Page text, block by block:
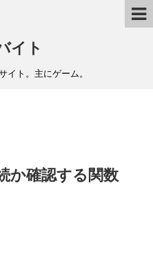
イト
イト。主にゲーム。
か確認する関数